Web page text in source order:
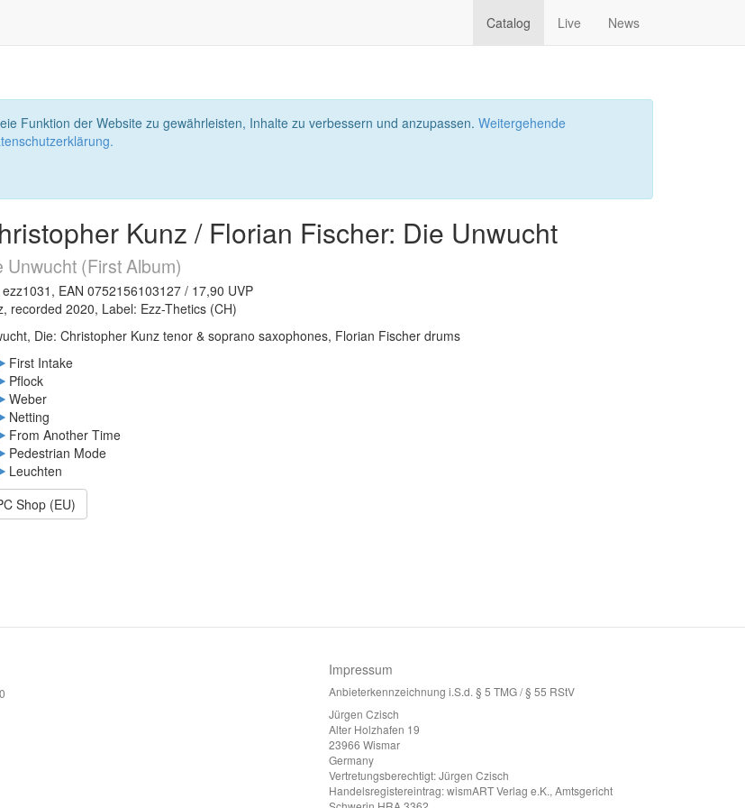
Catalog Live News
Funktion der Website zu gewährleisten, Inhalte zu verbessern und anzupassen. Weitergehende
Kunz / Florian Fischer: Die Unwucht
Unwucht (First Album)
EAN 0752156103127 / 17,90 UVP
recorded 2020, Label: Ezz-Thetics (CH)
Die: Christopher Kunz tenor & soprano saxophones, Florian Fischer drums
First Intake
Pflock
Weber
Netting
From Another Time
Pedestrian Mode
Leuchten
Shop (EU)
Impressum
Anbieterkennzeichnung i.S.d. § 5 TMG / § 55 RStV
Jürgen Czisch
Alter Holzhafen 19
23966 Wismar
Germany
Vertretungsberechtigt: Jürgen Czisch
Handelsregistereintrag: wismART Verlag e.K., Amtsgericht